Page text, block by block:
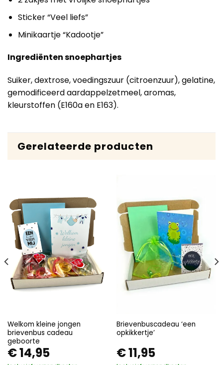
Sticker “Veel liefs”
Minikaartje “Kadootje”
Ingrediënten snoephartjes
Suiker, dextrose, voedingszuur (citroenzuur), gelatine,
gemodificeerd aardappelzetmeel, aromas,
kleurstoffen (E160a en E163).
Gerelateerde producten
Welkom kleine jongen
brievenbus cadeau
geboorte
€14,95
Brievenbuscadeau ‘een
opkikkertje’
€11,95